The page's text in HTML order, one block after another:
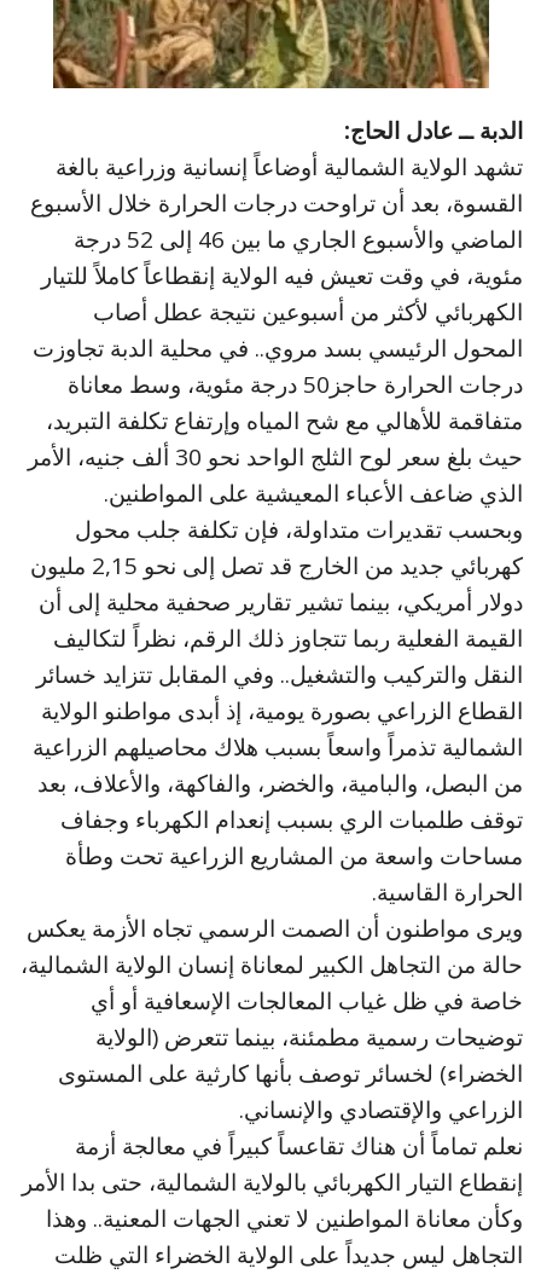
الدبة ــ عادل الحاج:
تشهد الولاية الشمالية أوضاعاً إنسانية وزراعية بالغة
القسوة، بعد أن تراوحت درجات الحرارة خلال الأسبوع
الماضي والأسبوع الجاري ما بين 46 إلى 52 درجة
مئوية، في وقت تعيش فيه الولاية إنقطاعاً كاملاً للتيار
الكهربائي لأكثر من أسبوعين نتيجة عطل أصاب
المحول الرئيسي بسد مروي.. في محلية الدبة تجاوزت
درجات الحرارة حاجز50 درجة مئوية، وسط معاناة
متفاقمة للأهالي مع شح المياه وإرتفاع تكلفة التبريد،
حيث بلغ سعر لوح الثلج الواحد نحو 30 ألف جنيه، الأمر
الذي ضاعف الأعباء المعيشية على المواطنين.
وبحسب تقديرات متداولة، فإن تكلفة جلب محول
كهربائي جديد من الخارج قد تصل إلى نحو 2,15 مليون
دولار أمريكي، بينما تشير تقارير صحفية محلية إلى أن
القيمة الفعلية ربما تتجاوز ذلك الرقم، نظراً لتكاليف
النقل والتركيب والتشغيل.. وفي المقابل تتزايد خسائر
القطاع الزراعي بصورة يومية، إذ أبدى مواطنو الولاية
الشمالية تذمراً واسعاً بسبب هلاك محاصيلهم الزراعية
من البصل، والبامية، والخضر، والفاكهة، والأعلاف، بعد
توقف طلمبات الري بسبب إنعدام الكهرباء وجفاف
مساحات واسعة من المشاريع الزراعية تحت وطأة
الحرارة القاسية.
ويرى مواطنون أن الصمت الرسمي تجاه الأزمة يعكس
حالة من التجاهل الكبير لمعاناة إنسان الولاية الشمالية،
خاصة في ظل غياب المعالجات الإسعافية أو أي
توضيحات رسمية مطمئنة، بينما تتعرض (الولاية
الخضراء) لخسائر توصف بأنها كارثية على المستوى
الزراعي والإقتصادي والإنساني.
نعلم تماماً أن هناك تقاعساً كبيراً في معالجة أزمة
إنقطاع التيار الكهربائي بالولاية الشمالية، حتى بدا الأمر
وكأن معاناة المواطنين لا تعني الجهات المعنية.. وهذا
التجاهل ليس جديداً على الولاية الخضراء التي ظلت